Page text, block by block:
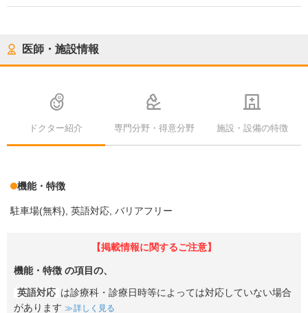
医師・施設情報
ドクター紹介 専門分野・得意分野 施設・設備の特徴
機能・特徴
駐車場(無料) 英語対応 バリアフリー
【掲載情報に関するご注意】
機能・特徴 の項目の、
英語対応 は診療科・診療日時等によっては対応していない場合
があります
詳しく見る